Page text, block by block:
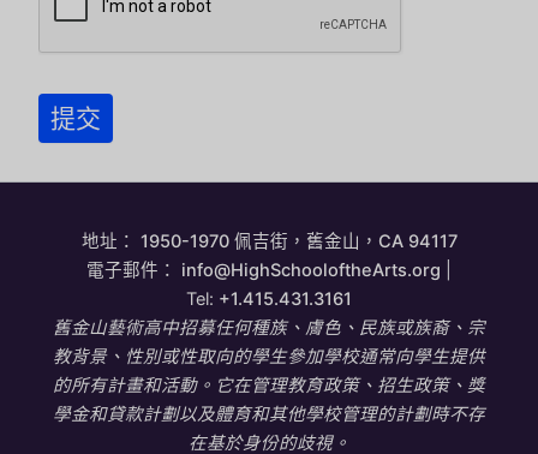
提交
地址： 1950-1970 佩吉街，舊金山，CA 94117
電子郵件： info@HighSchooloftheArts.org
Tel: +1.415.431.3161
舊金山藝術高中招募任何種族、膚色、民族或族裔、宗
教背景、性別或性取向的學生參加學校通常向學生提供
的所有計畫和活動。它在管理教育政策、招生政策、獎
學金和貸款計劃以及體育和其他學校管理的計劃時不存
在基於身份的歧視。